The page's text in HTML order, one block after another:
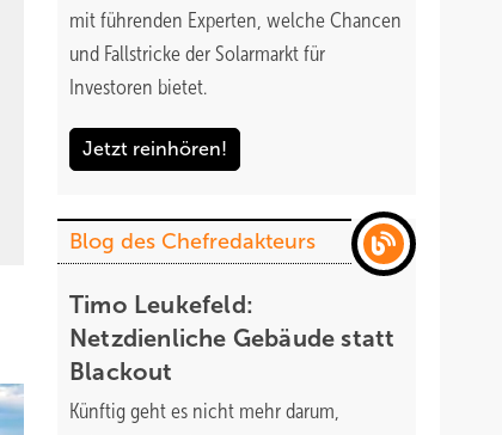
mit führenden Experten, welche Chancen
und Fallstricke der Solarmarkt für
Investoren bietet.
Jetzt reinhören!
Blog des Chefredakteurs
Timo Leukefeld:
Netzdienliche Gebäude statt
Blackout
Künftig geht es nicht mehr darum,